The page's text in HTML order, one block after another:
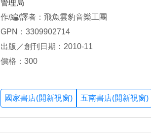
管理局
作/編/譯者：飛魚雲豹音樂工團
GPN：3309902714
出版／創刊日期：2010-11
價格：300
國家書店(開新視窗) 五南書店(開新視窗)